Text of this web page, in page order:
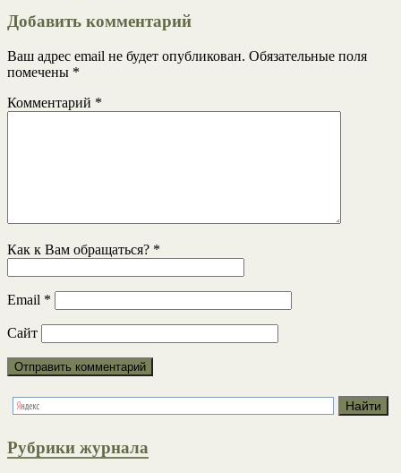
Добавить комментарий
Ваш адрес email не будет опубликован. Обязательные поля
помечены *
Комментарий *
Как к Вам обращаться? *
Email *
Сайт
Рубрики журнала